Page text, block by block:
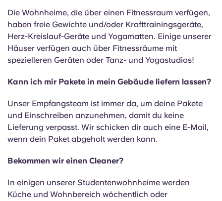
Die Wohnheime, die über einen Fitnessraum verfügen,
haben freie Gewichte und/oder Krafttrainingsgeräte,
Herz-Kreislauf-Geräte und Yogamatten. Einige unserer
Häuser verfügen auch über Fitnessräume mit
spezielleren Geräten oder Tanz- und Yogastudios!
Kann ich mir Pakete in mein Gebäude liefern lassen?
Unser Empfangsteam ist immer da, um deine Pakete
und Einschreiben anzunehmen, damit du keine
Lieferung verpasst. Wir schicken dir auch eine E-Mail,
wenn dein Paket abgeholt werden kann.
Bekommen wir einen Cleaner?
In einigen unserer Studentenwohnheime werden
Küche und Wohnbereich wöchentlich oder